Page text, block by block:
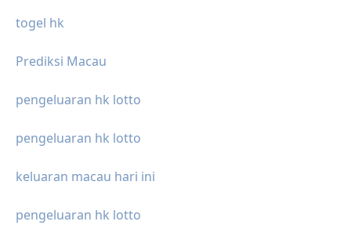
togel hk
Prediksi Macau
pengeluaran hk lotto
pengeluaran hk lotto
keluaran macau hari ini
pengeluaran hk lotto